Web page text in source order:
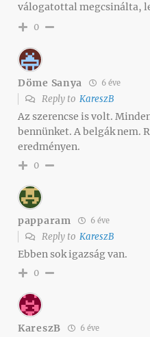
válogatottal megcsinálta,
0
Döme Sanya 6 éve
Reply to KareszB
Az szerencse is volt.
bennünket. A belgák nem.
eredményen.
0
papparam 6 éve
Reply to KareszB
Ebben sok igazság van.
0
KareszB 6 éve